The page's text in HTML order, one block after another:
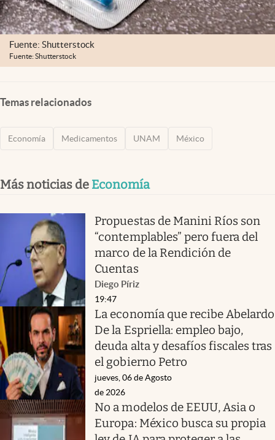
Fuente: Shutterstock
Fuente: Shutterstock
Temas relacionados
Economía Medicamentos UNAM México
Más noticias de Economía
Propuestas de Manini Ríos son
“contemplables” pero fuera del
marco de la Rendición de
Cuentas
Diego Píriz
19:47
La economía que recibe Abelardo
De la Espriella: empleo bajo,
deuda alta y desafíos fiscales tras
el gobierno Petro
jueves, 06 de Agosto
de 2026
No a modelos de EEUU, Asia o
Europa: México busca su propia